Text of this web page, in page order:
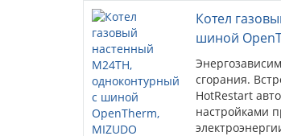
стандартный
котловых
Котел
шиной
сгорания.
HotRestart
настройками